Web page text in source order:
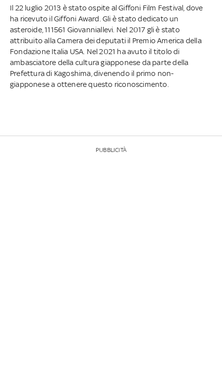
Il 22 luglio 2013 è stato ospite al Giffoni Film Festival, dove
ha ricevuto il Giffoni Award. Gli è stato dedicato un
asteroide, 111561 Giovanniallevi. Nel 2017 gli è stato
attribuito alla Camera dei deputati il Premio America della
Fondazione Italia USA. Nel 2021 ha avuto il titolo di
ambasciatore della cultura giapponese da parte della
Prefettura di Kagoshima, divenendo il primo non-
giapponese a ottenere questo riconoscimento.
PUBBLICITÀ